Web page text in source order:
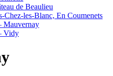
de Beaulieu
Chez-les-Blanc, En Coumenets
Mauvernay
Vidy